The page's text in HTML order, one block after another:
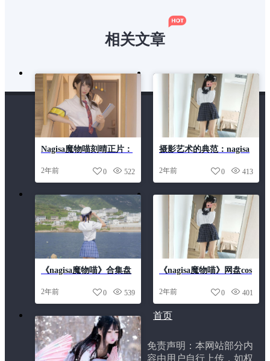
相关文章
Nagisa魔物喵刻晴正片：
包分享
2年前 522
0
摄影艺术的典范：nagisa
2年前 413
0
《nagisa魔物喵》合集盘
有巨大魅力
2年前 539
0
《nagisa魔物喵》网盘cos
物风情。
2年前 401
0
首页
免责声明：本网站部分内
容由用户自行上传，如权